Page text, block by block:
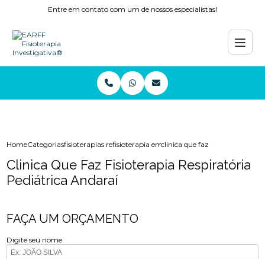
Entre em contato com um de nossos especialistas!
HomeCategoriasfisioterapias respiratoriasfisioterapia em bronquiolite barra da tijuca
clinica que faz fisioterapia
Clinica Que Faz Fisioterapia Respiratória
Pediátrica Andaraí
FAÇA UM ORÇAMENTO
Digite seu nome